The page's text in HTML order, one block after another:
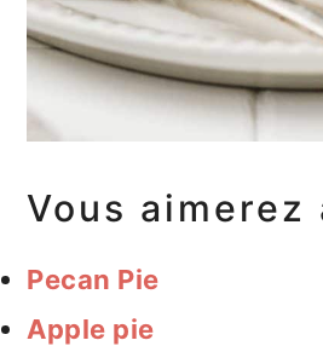
Vous aimerez
Pecan Pie
Apple pie